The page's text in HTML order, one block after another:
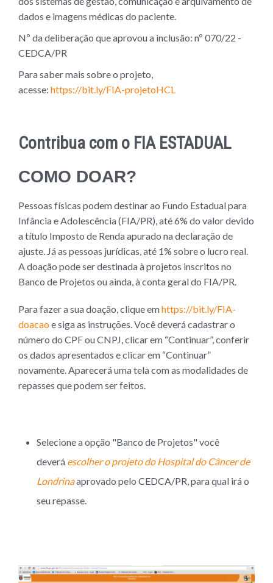
dados e imagens médicas do paciente.
Nº da deliberação que aprovou a inclusão: nº 070/22 -
CEDCA/PR
Para saber mais sobre o projeto,
acesse: https://bit.ly/FIA-projetoHCL
Contribua com o FIA ESTADUAL
COMO DOAR?
Pessoas físicas podem destinar ao Fundo Estadual para
Infância e Adolescência (FIA/PR), até 6% do valor devido
a título Imposto de Renda apurado na declaração de
ajuste. Já as pessoas jurídicas, até 1% sobre o lucro real.
A doação pode ser destinada à projetos inscritos no
Banco de Projetos ou ainda, à conta geral do FIA/PR.
Para fazer a sua doação, clique emhttps://bit.ly/FIA-
doacao e siga as instruções. Você deverá cadastrar o
número do CPF ou CNPJ, clicar em “Continuar”, conferir
os dados apresentados e clicar em “Continuar”
novamente. Aparecerá uma tela com as modalidades de
repasses que podem ser feitos.
Selecione a opção "Banco de Projetos" você
deverá escolher o projeto do Hospital do Câncer de
Londrinaaprovado pelo CEDCA/PR, para qual irá o
seu repasse.